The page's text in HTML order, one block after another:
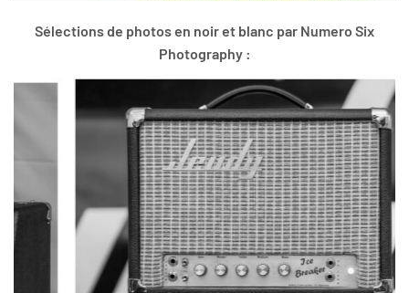
Sélections de photos en noir et blanc par Numero Six
Photography :